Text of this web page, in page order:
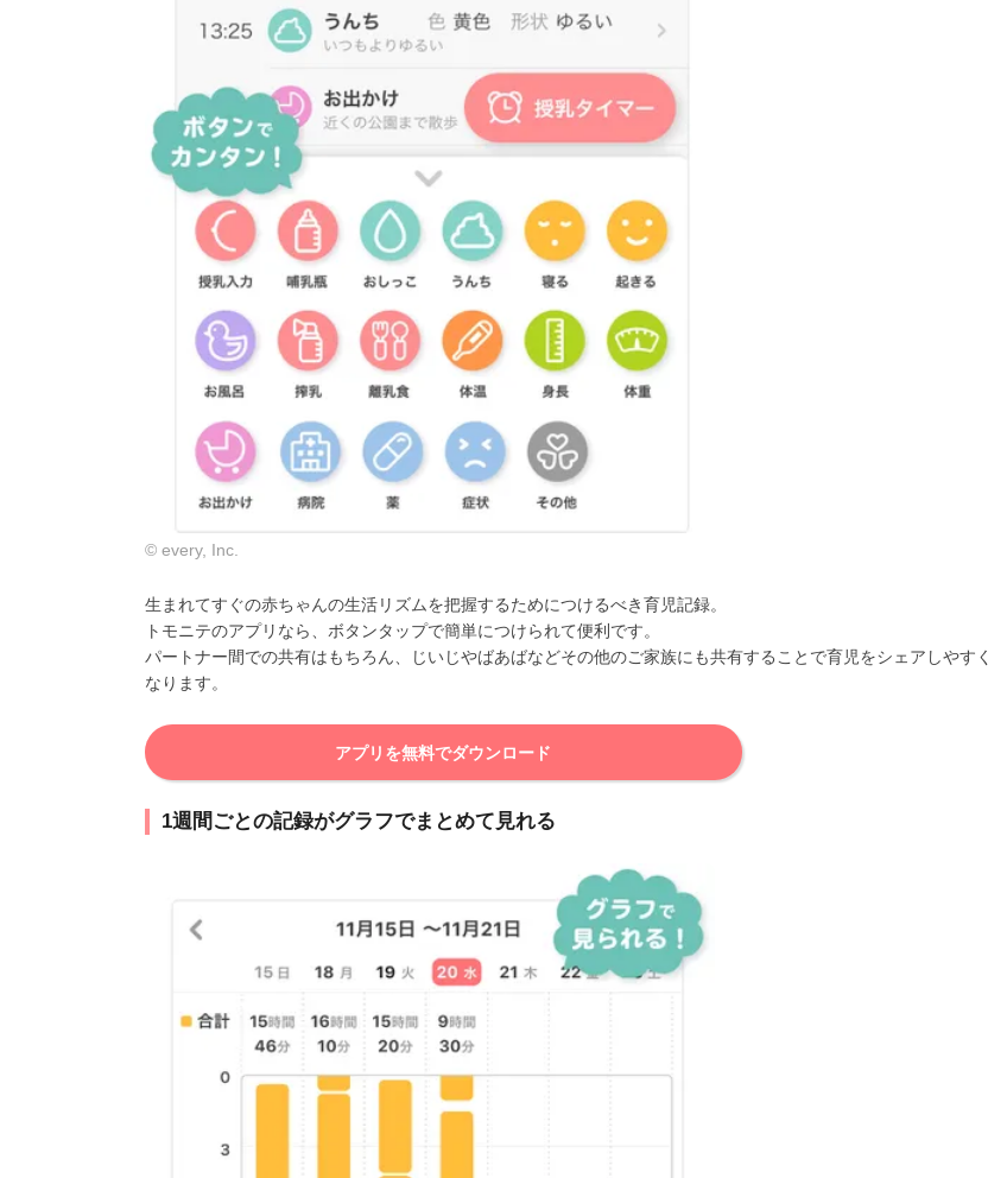
© every, Inc.
生まれてすぐの赤ちゃんの生活リズムを把握するためにつけるべき育児記録。
トモニテのアプリなら、ボタンタップで簡単につけられて便利です。
パートナー間での共有はもちろん、じいじやばあばなどその他のご家族にも共有することで育児をシェアしやすく
なります。
アプリを無料でダウンロード
1週間ごとの記録がグラフでまとめて見れる